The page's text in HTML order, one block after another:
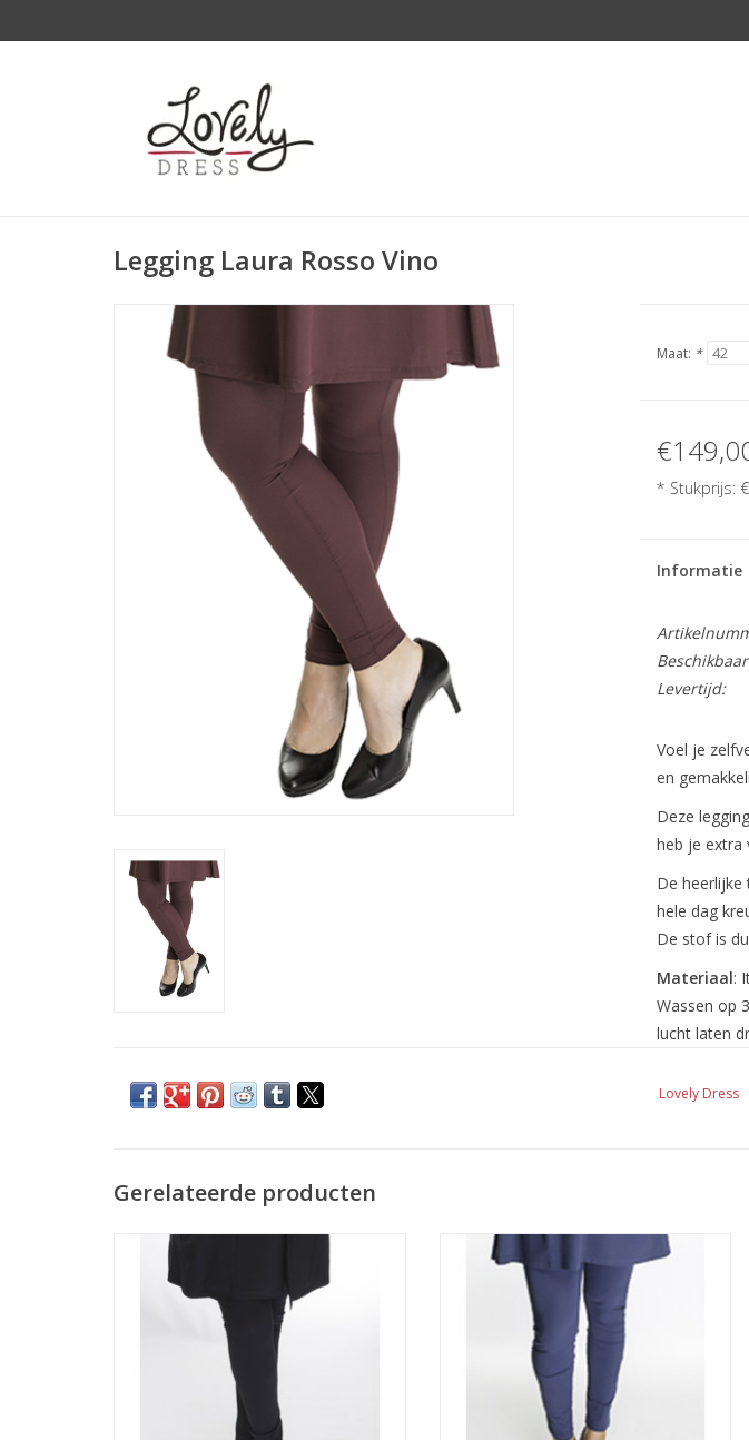
Legging Laura Rosso Vino
Maat: *
* Stukprijs:
Informatie
Levertijd:
Voel je
en
Deze
heb je extra
De
hele dag
De stof is
Materiaal:
Wassen op
lucht laten
Lovely Dress
Gerelateerde producten
TOEVOEGEN AAN WINKELWAGEN
TOEVOEGEN AAN WINKELWAGEN